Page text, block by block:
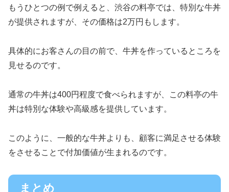
もうひとつの例で例えると、渋谷の料亭では、特別な牛丼
が提供されますが、その価格は2万円もします。
具体的にお客さんの目の前で、牛丼を作っているところを
見せるのです。
通常の牛丼は400円程度で食べられますが、この料亭の牛
丼は特別な体験や高級感を提供しています。
このように、一般的な牛丼よりも、顧客に満足させる体験
をさせることで付加価値が生まれるのです。
まとめ